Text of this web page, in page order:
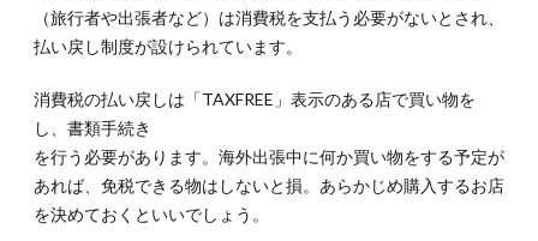
（旅行者や出張者など）は消費税を支払う必要がないとされ、
払い戻し制度が設けられています。
消費税の払い戻しは「TAXFREE」表示のある店で買い物を
し、書類手続き
を行う必要があります。海外出張中に何か買い物をする予定が
あれば、免税できる物はしないと損。あらかじめ購入するお店
を決めておくといいでしょう。